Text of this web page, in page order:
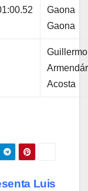
Gaona
Gaona
Guillermo
Acosta
Luis